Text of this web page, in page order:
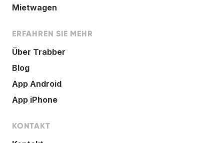
Mietwagen
ERFAHREN SIE MEHR
Über Trabber
Blog
App Android
App iPhone
KONTAKT